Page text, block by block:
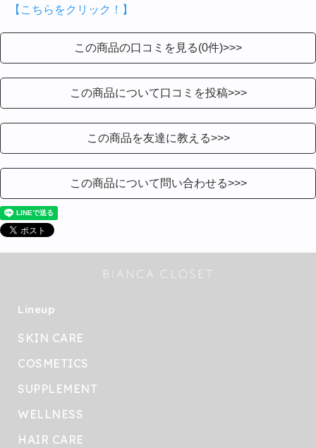
【こちらをクリック！】
この商品の口コミを見る(0件)>>>
この商品について口コミを投稿>>>
この商品を友達に教える>>>
この商品について問い合わせる>>>
Lineup
SKIN CARE
COSMETICS
SUPPLEMENT
WELLNESS
HAIR CARE